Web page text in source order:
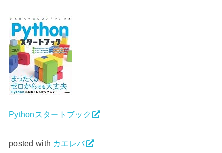
Pythonスタートブック
posted with カエレバ